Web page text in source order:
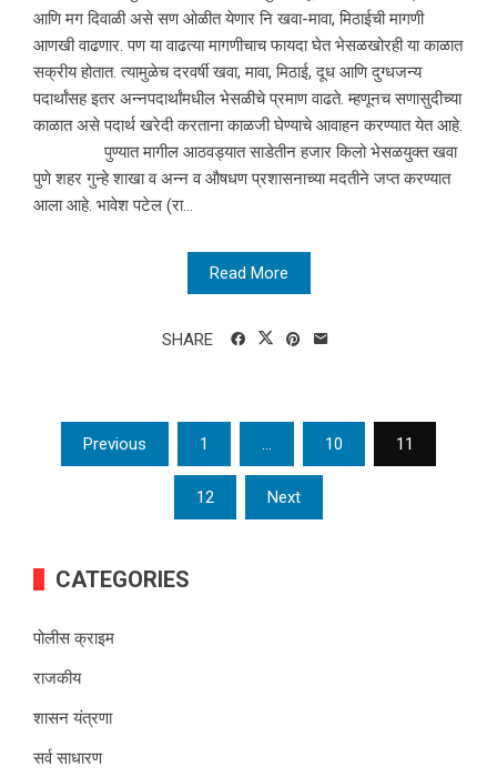
आणि मग दिवाळी असे सण ओळीत येणार नि खवा-मावा, मिठाईची मागणी
आणखी वाढणार. पण या वाढत्या मागणीचाच फायदा घेत भेसळखोरही या काळात
सक्रीय होतात. त्यामुळेच दरवर्षी खवा, मावा, मिठाई, दूध आणि दुग्धजन्य
पदार्थांसह इतर अन्नपदार्थांमधील भेसळीचे प्रमाण वाढते. म्हणूनच सणासुदीच्या
काळात असे पदार्थ खरेदी करताना काळजी घेण्याचे आवाहन करण्यात येत आहे.
पुण्यात मागील आठवड्यात साडेतीन हजार किलो भेसळयुक्त खवा
पुणे शहर गुन्हे शाखा व अन्न व औषधण प्रशासनाच्या मदतीने जप्त करण्यात
आला आहे. भावेश पटेल (रा...
Read More
SHARE
Posts
pagination
Previous 1 … 10 11
12 Next
CATEGORIES
पोलीस क्राइम
राजकीय
शासन यंत्रणा
सर्व साधारण